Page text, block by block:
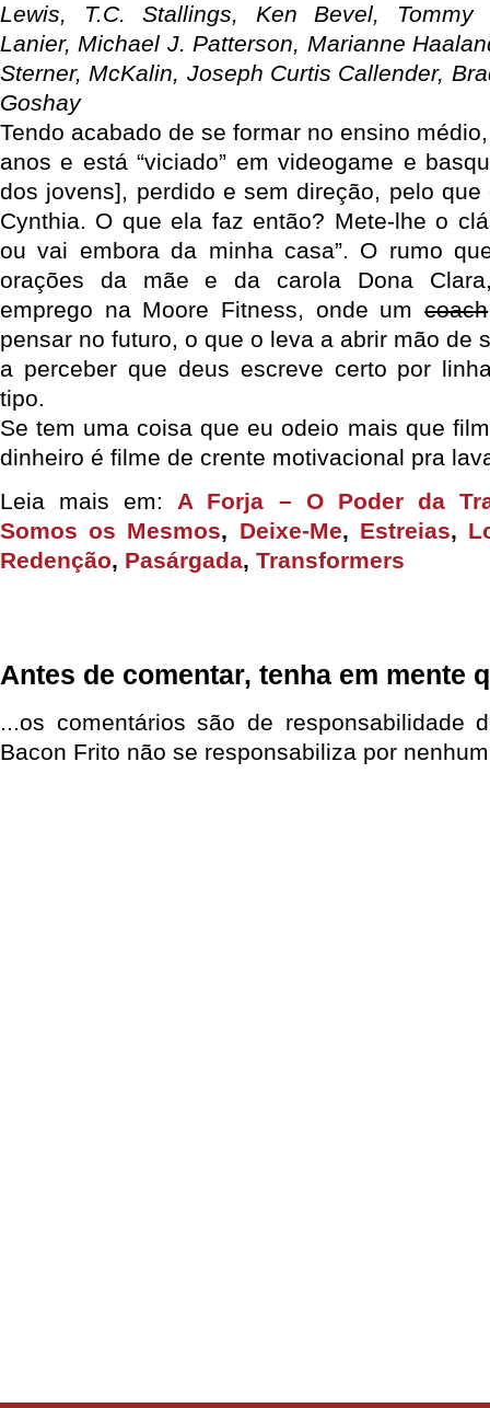
Lewis, T.C. Stallings, Ken Bevel, Tommy
Lanier, Michael J. Patterson, Marianne
Sterner, McKalin, Joseph Curtis Callender,
Goshay
Tendo acabado de se formar no ensino
anos e está “viciado” em videogame e
dos jovens], perdido e sem direção, pelo
Cynthia. O que ela faz então? Mete-lhe o
ou vai embora da minha casa”. O rumo
orações da mãe e da carola Dona
emprego na Moore Fitness, onde umcoach
pensar no futuro, o que o leva a abrir mão de
a perceber que deus escreve certo por
tipo.
Se tem uma coisa que eu odeio mais que
dinheiro é filme de crente motivacional pra
Leia mais em: A Forja – O Poder da
Somos os Mesmos, Deixe-Me, Estreias,
Redenção, Pasárgada, Transformers
Antes de comentar, tenha em mente
...os comentários são de responsabilidade
Bacon Frito não se responsabiliza por